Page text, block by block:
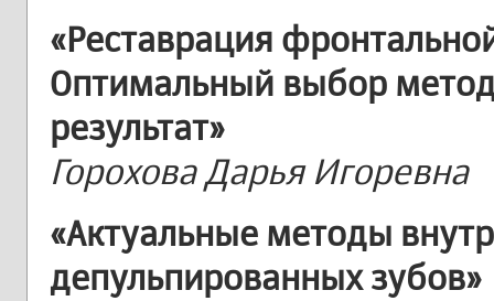
«Реставрация
Оптимальный выбор
результат»
Горохова Дарья Игоревна
«Актуальные методы
депульпированных зубов»